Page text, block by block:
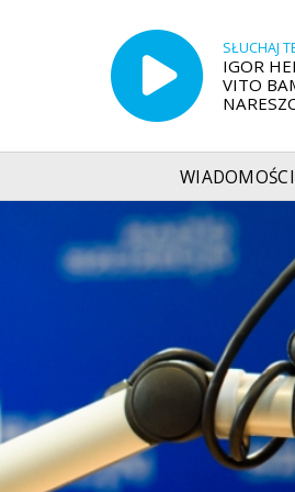
SŁUCHAJ
IGOR
VITO
WIADOMOŚCI